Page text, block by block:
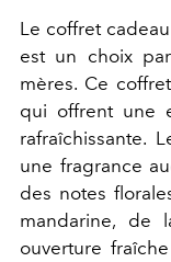
Le coffret
est un choix
mères. Ce
qui offrent une
rafraîchissante.
une fragrance
des notes
mandarine, de
ouverture